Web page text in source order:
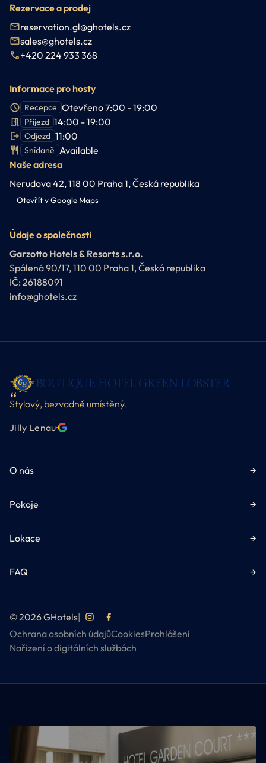
Rezervace a prodej
reservation.gl@ghotels.cz
sales@ghotels.cz
+420 224 933 368
Informace pro hosty
Recepce Otevřeno 7:00 - 19:00
Příjezd 14:00 - 19:00
Odjezd 11:00
Snídaně Available
Naše adresa
Nerudova 42, 118 00 Praha 1, Česká republika
Otevřít v Google Maps
Údaje o společnosti
Garzotto Hotels & Resorts s.r.o.
Spálená 90/17, 110 00 Praha 1, Česká republika
IČ: 26188091
info@ghotels.cz
BOUTIQUE HOTEL GREEN LOBSTER
Stylový, bezvadně umístěný.
Jilly Lenau·
O nás →
Pokoje →
Lokace →
FAQ →
© 2026 GHotels|
Ochrana osobních údajůCookiesProhlášení
Nařízení o digitálních službách